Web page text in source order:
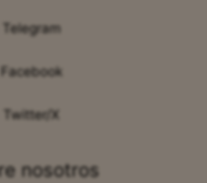
Telegram
Facebook
Twitter/X
nosotros